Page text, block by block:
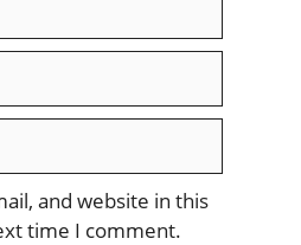
and website in this
time I comment.